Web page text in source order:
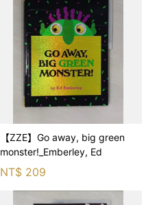
【ZZE】Go away, big green
monster!_Emberley, Ed
NT$ 209